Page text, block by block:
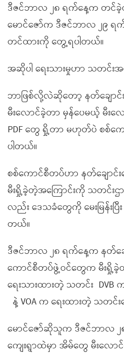
ဒီဇင်ဘာလ ၂၈ ရက်နေ့က တင်
မောင်ဇော်က ဒီဇင်ဘာလ ၂၉ ရက်
တင်ထားကို တွေ့ရပါတယ်။
အဆိုပါ ရေးသားမှုဟာ သတင်းအ
ဘာဖြစ်လို့လဲဆိုတော့ နတ်ချောင်
မီးလောင်ခဲ့တာ မှန်ပေမယ့် မီး
PDF တွေ ရှို့တာ မဟုတ်ပဲ စစ်က
ပါတယ်။
စစ်ကောင်စီတပ်ဟာ နတ်ချောင်
မီးရှို့ခဲ့တဲ့အကြောင်းကို သတင်းဌာ
လည်း ဒေသခံတွေကို မေးမြန်းပြီ
တယ်။
ဒီဇင်ဘာလ ၂၈ ရက်နေ့က နတ်ချ
ကောင်စီတပ်ဖွဲ့ဝင်တွေက မီးရှို့ခဲ့
ရေးသားထားတဲ့ သတင်း DVB
နဲ့ VOA က ရေးထားတဲ့ သတ
မောင်ဇော်ဆိုသူက ဒီဇင်ဘာလ ၂
ကျေးရွာထဲမှာ အိမ်တွေ မီးလေ